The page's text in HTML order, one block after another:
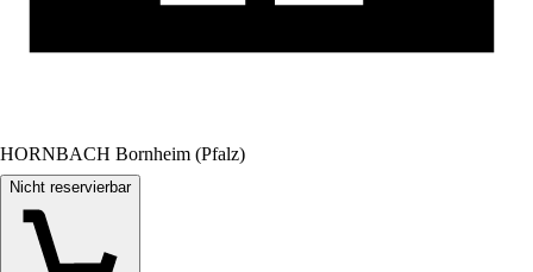
HORNBACH Bornheim (Pfalz)
Nicht reservierbar